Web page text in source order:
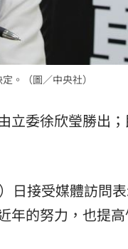
。（圖／中央社）
立委徐欣瑩勝出
日接受媒體訪問
年的努力，也提高